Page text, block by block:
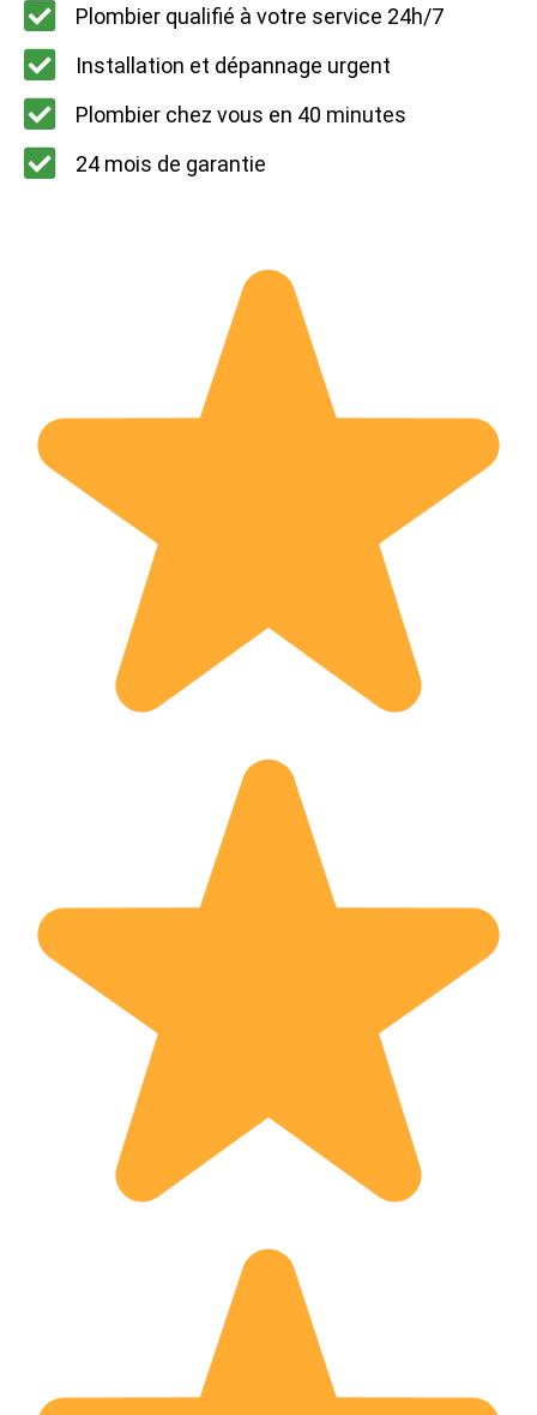
Plombier qualifié à votre service 24h/7
Installation et dépannage urgent
Plombier chez vous en 40 minutes
24 mois de garantie